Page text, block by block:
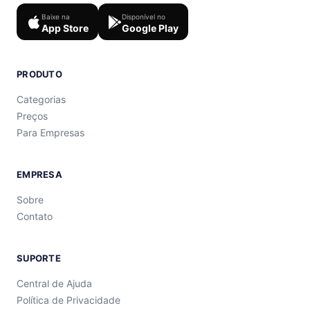
Baixe na
App Store
Disponível no
Google Play
PRODUTO
Categorias
Preços
Para Empresas
EMPRESA
Sobre
Contato
SUPORTE
Central de Ajuda
Política de Privacidade